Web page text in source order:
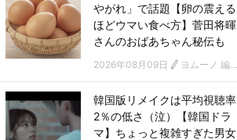
やがれ」で話題【卵の震える
ほどウマい食べ方】菅田将暉
さんのおばあちゃん秘伝も
2026年08月09日 ヨムーノ 編集部
韓国版リメイクは平均視聴率
2％の低さ（泣）【韓国ドラ
マ】ちょっと複雑すぎた男女